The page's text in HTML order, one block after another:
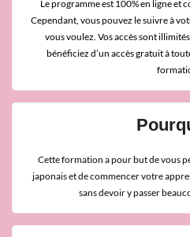
Le programme est 100% en ligne et
Cependant, vous pouvez le suivre à
vous voulez. Vos accès sont
bénéficiez d’un accès gratuit à
Cette formation a pour but de vous
japonais et de commencer votre
sans devoir y passer